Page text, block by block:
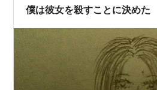
僕は彼女を殺すことに決めた